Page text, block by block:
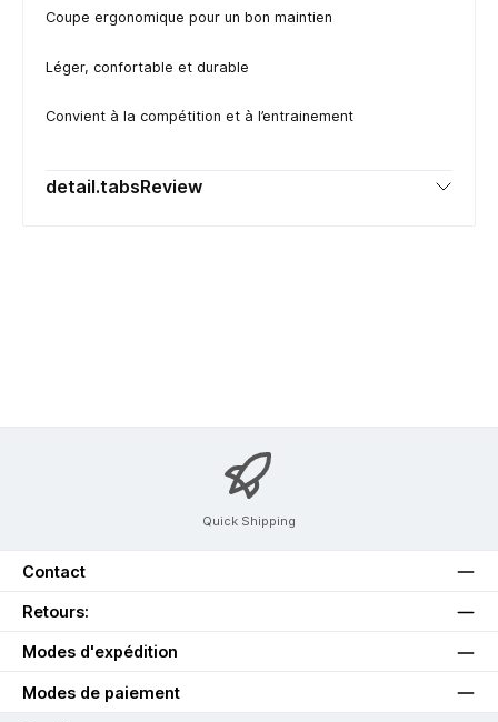
Coupe ergonomique pour un bon maintien
Léger, confortable et durable
Convient à la compétition et à l’entrainement
detail.tabsReview
Quick Shipping
Contact
Retours:
Modes d'expédition
Modes de paiement